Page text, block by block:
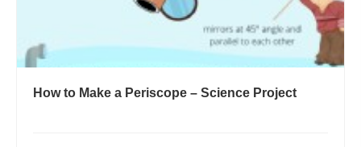
How to Make a Periscope – Science Project